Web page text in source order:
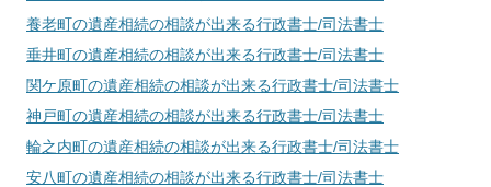
養老町の遺産相続の相談が出来る行政書士/司法書士
垂井町の遺産相続の相談が出来る行政書士/司法書士
関ケ原町の遺産相続の相談が出来る行政書士/司法書士
神戸町の遺産相続の相談が出来る行政書士/司法書士
輪之内町の遺産相続の相談が出来る行政書士/司法書士
安八町の遺産相続の相談が出来る行政書士/司法書士